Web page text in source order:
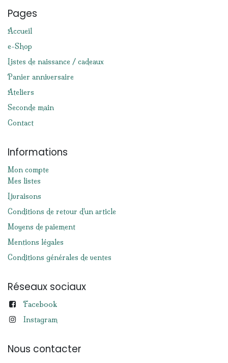
Pages
Accueil
e-Shop
Listes de naissance / cadeaux
Panier anniversaire
Ateliers
Seconde main
Contact
Informations
Mon compte
Mes listes
Livraisons
Conditions de retour d'un article
Moyens de paiement
Mentions légales
Conditions générales de ventes
Réseaux sociaux
Facebook
Instagram
Nous contacter